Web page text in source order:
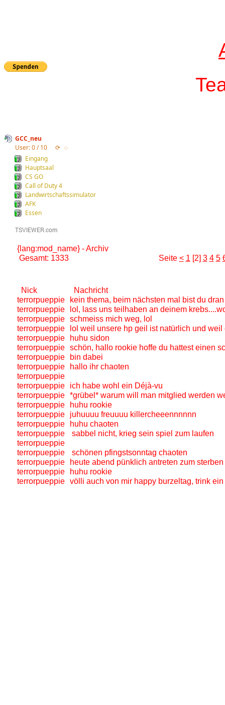
T
GCC_neu
User: 0 / 10
⟳ ◌
Eingang
Hauptsaal
CS GO
Call of Duty 4
Landwirtschaftssimulator
AFK
Essen
{lang:mod_name} - Archiv
Gesamt: 1333
Seite < 1 [2] 3 4 5
Nick
Nachricht
terrorpueppie
kein thema, beim nächsten mal bist du dran
terrorpueppie
lol, lass uns teilhaben an deinem
terrorpueppie
schmeiss mich weg, lol
terrorpueppie
lol weil unsere hp geil ist natürlich und
terrorpueppie
huhu sidon
terrorpueppie
schön, hallo rookie hoffe du hattest einen
terrorpueppie
bin dabei
terrorpueppie
hallo ihr chaoten
terrorpueppie
terrorpueppie
ich habe wohl ein Déjà-vu
terrorpueppie
*grübel* warum will man mitglied werden
terrorpueppie
huhu rookie
terrorpueppie
juhuuuu freuuuu killercheeennnnnn
terrorpueppie
huhu chaoten
terrorpueppie
sabbel nicht, krieg sein spiel zum laufen
terrorpueppie
terrorpueppie
schönen pfingstsonntag chaoten
terrorpueppie
heute abend pünklich antreten zum sterben
terrorpueppie
huhu rookie
terrorpueppie
völli auch von mir happy burzeltag, trink